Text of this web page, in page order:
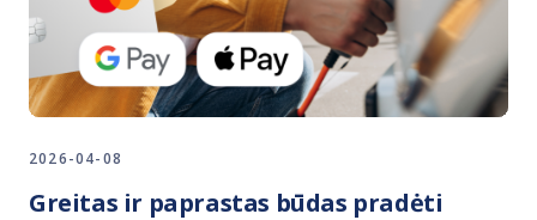
2026-04-08
Greitas ir paprastas būdas pradėti